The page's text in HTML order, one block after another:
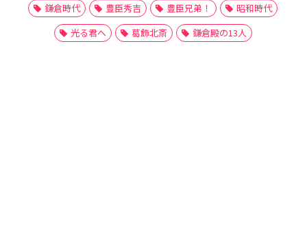
鎌倉時代
豊臣秀吉 豊臣兄弟！
昭和時代
光る君へ
葛飾北斎 鎌倉殿の13人